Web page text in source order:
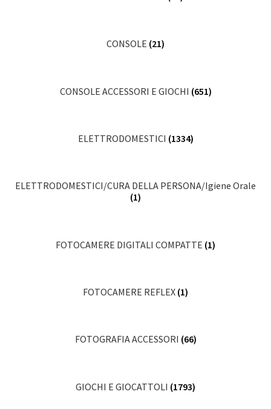
CONSOLE (21)
CONSOLE ACCESSORI E GIOCHI (651)
ELETTRODOMESTICI (1334)
ELETTRODOMESTICI/CURA DELLA PERSONA/Igiene Orale
(1)
FOTOCAMERE DIGITALI COMPATTE (1)
FOTOCAMERE REFLEX (1)
FOTOGRAFIA ACCESSORI (66)
GIOCHI E GIOCATTOLI (1793)